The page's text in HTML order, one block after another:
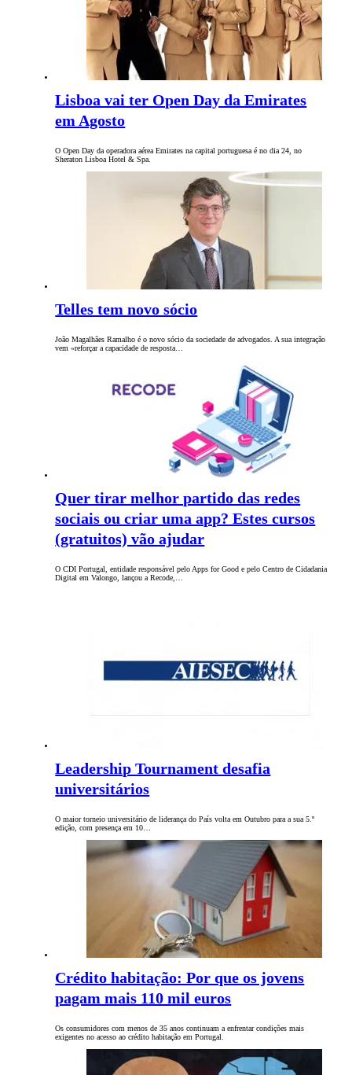
Lisboa vai ter Open Day da Emirates
em Agosto
O Open Day da operadora aérea Emirates na capital portuguesa é no dia 24, no
Sheraton Lisboa Hotel & Spa.
Telles tem novo sócio
João Magalhães Ramalho é o novo sócio da sociedade de advogados. A sua integração
vem «reforçar a capacidade de resposta…
Quer tirar melhor partido das redes
sociais ou criar uma app? Estes cursos
(gratuitos) vão ajudar
O CDI Portugal, entidade responsável pelo Apps for Good e pelo Centro de Cidadania
Digital em Valongo, lançou a Recode,…
Leadership Tournament desafia
universitários
O maior torneio universitário de liderança do País volta em Outubro para a sua 5.º
edição, com presença em 10…
Crédito habitação: Por que os jovens
pagam mais 110 mil euros
Os consumidores com menos de 35 anos continuam a enfrentar condições mais
exigentes no acesso ao crédito habitação em Portugal.